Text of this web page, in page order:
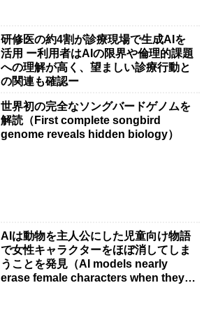
研修医の約4割が診療現場で生成AIを
活用 ー利用者はAIの限界や倫理的課題
への理解が高く、望ましい診療行動と
の関連も確認ー
世界初の完全なソングバードゲノムを
解読（First complete songbird
genome reveals hidden biology）
AIは動物を主人公にした児童向け物語
で女性キャラクターをほぼ消してしま
うことを発見（AI models nearly
erase female characters when they